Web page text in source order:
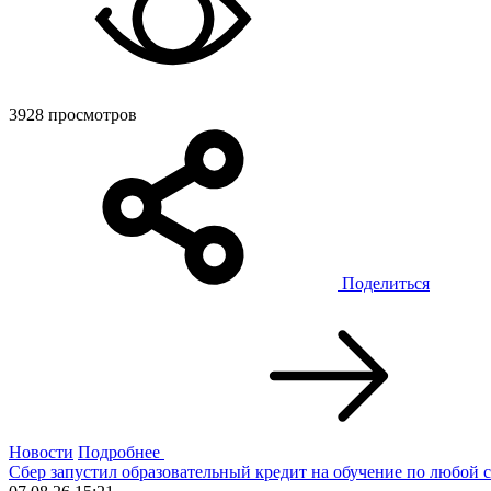
3928 просмотров
Поделиться
Новости Подробнее
Сбер запустил образовательный кредит на обучение по любой